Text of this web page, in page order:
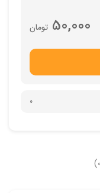
تومان 50,000
0